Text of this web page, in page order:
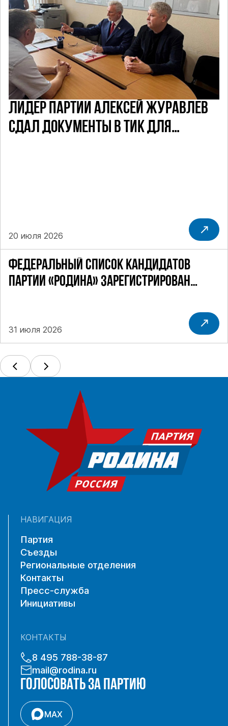
ФЕДЕРАЛЬНЫЙ СПИСОК КАНДИДАТОВ
ПАРТИИ «РОДИНА» ЗАРЕГИСТРИРОВАН
31 июля 2026
ЛИДЕР ПАРТИИ АЛЕКСЕЙ ЖУРАВЛЕВ
СДАЛ ДОКУМЕНТЫ В ТИК ДЛЯ
20 июля 2026
НАВИГАЦИЯ
Партия
Съезды
Региональные отделения
Контакты
Пресс-служба
Инициативы
КОНТАКТЫ
8 495 788-38-87
mail@rodina.ru
ГОЛОСОВАТЬ ЗА ПАРТИЮ
MAX